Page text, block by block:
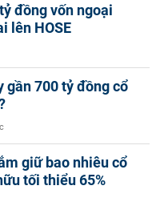
đồng vốn ngoại
lên HOSE
gần 700 tỷ đồng cổ
giữ bao nhiêu cổ
tối thiểu 65%